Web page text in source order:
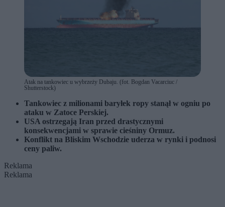
Atak na tankowiec u wybrzeży Dubaju. (fot. Bogdan Vacarciuc /
Shutterstock)
Tankowiec z milionami baryłek ropy stanął w ogniu po
ataku w Zatoce Perskiej.
USA ostrzegają Iran przed drastycznymi
konsekwencjami w sprawie cieśniny Ormuz.
Konflikt na Bliskim Wschodzie uderza w rynki i podnosi
ceny paliw.
Reklama
Reklama